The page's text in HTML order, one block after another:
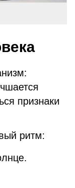
признаки
ритм: